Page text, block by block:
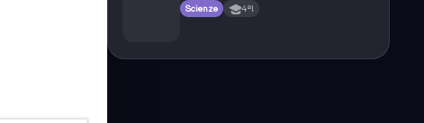
Scienze 4ªl